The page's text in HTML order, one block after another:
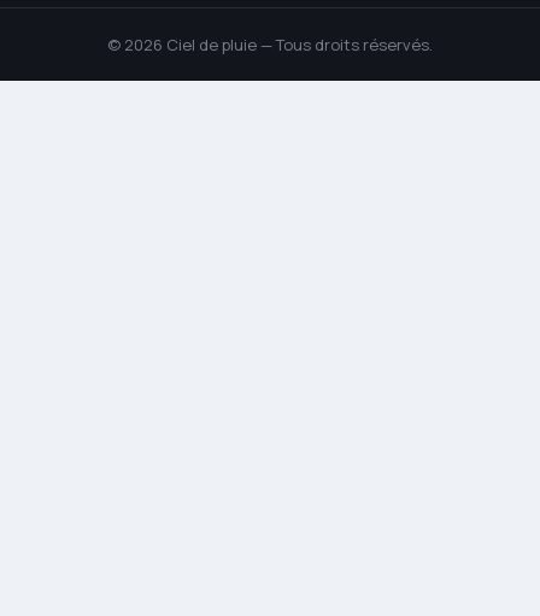
© 2026 Ciel de pluie — Tous droits réservés.